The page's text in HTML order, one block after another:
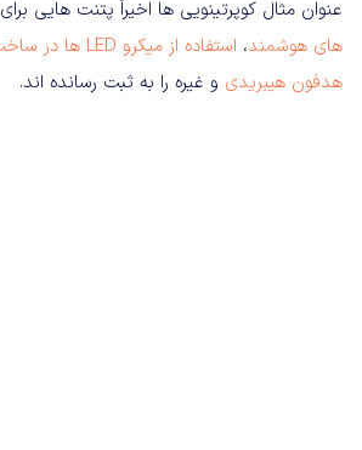
عنوان مثال کوپرتینویی ها اخیراً پتنت هایی برای
های هوشمند، استفاده از میکرو LED ها در ساخت صفحه نمایش
هدفون هیبریدی و غیره را به ثبت رسانده اند.